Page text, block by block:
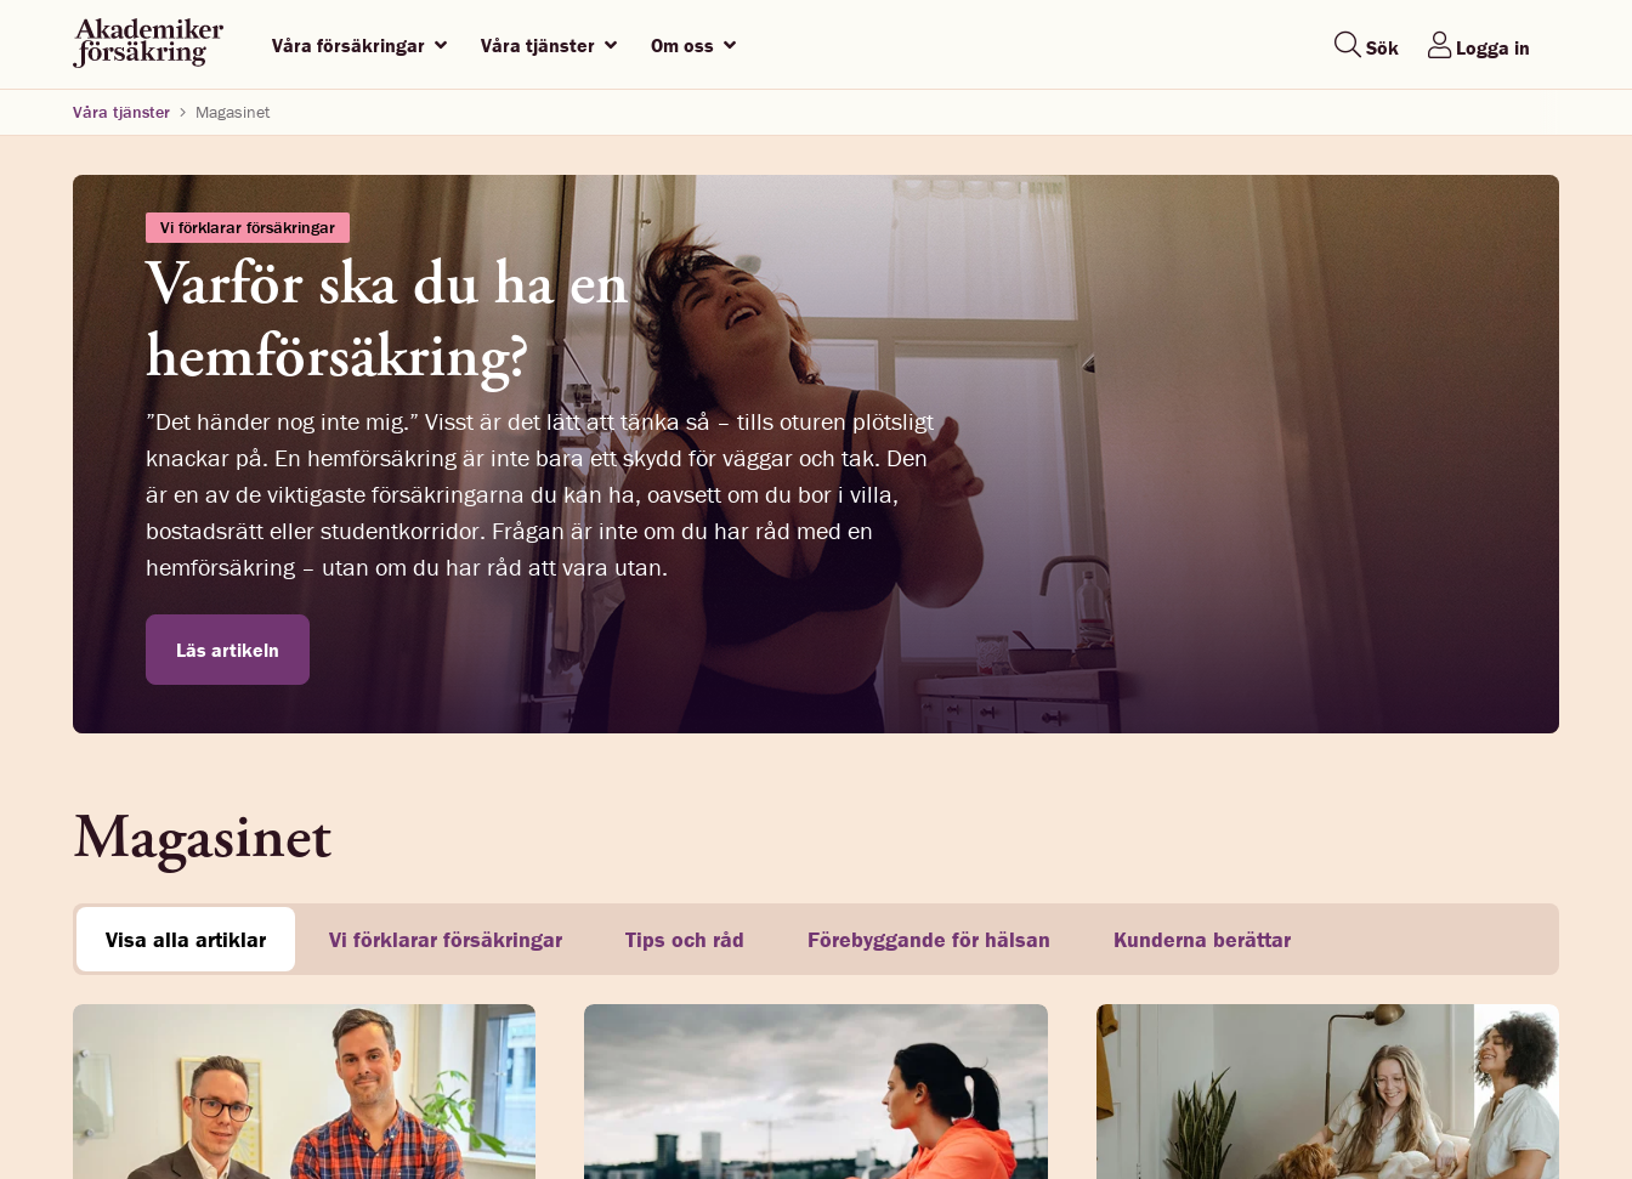
Våra försäkringar Våra tjänster Om oss Sök Logga in
Våra tjänster Magasinet
Vi förklarar försäkringar
Varför ska du ha en
hemförsäkring?
”Det händer nog inte mig.” Visst är det lätt att tänka så – tills oturen plötsligt
knackar på. En hemförsäkring är inte bara ett skydd för väggar och tak. Den
är en av de viktigaste försäkringarna du kan ha, oavsett om du bor i villa,
bostadsrätt eller studentkorridor. Frågan är inte om du har råd med en
hemförsäkring – utan om du har råd att vara utan.
Läs artikeln
Magasinet
Visa alla artiklar Vi förklarar försäkringar Tips och råd Förebyggande för hälsan Kunderna berättar